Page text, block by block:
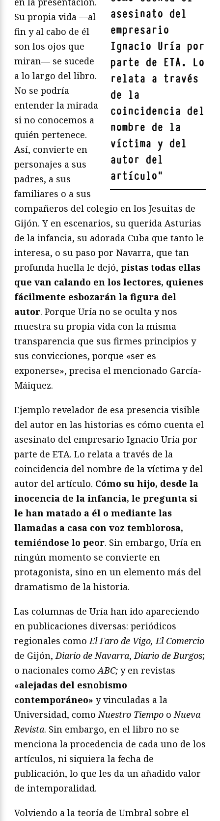
asesinato del
empresario
Ignacio Uría por
parte de ETA. Lo
relata a través
de la
coincidencia del
nombre de la
víctima y del
autor del
artículo"
Su propia vida —al
fin y al cabo de él
son los ojos que
miran— se sucede
a lo largo del libro.
No se podría
entender la mirada
si no conocemos a
quién pertenece.
Así, convierte en
personajes a sus
padres, a sus
familiares o a sus
compañeros del colegio en los Jesuitas de
Gijón. Y en escenarios, su querida Asturias
de la infancia, su adorada Cuba que tanto le
interesa, o su paso por Navarra, que tan
profunda huella le dejó, pistas todas ellas
que van calando en los lectores, quienes
fácilmente esbozarán la figura del
autor. Porque Uría no se oculta y nos
muestra su propia vida con la misma
transparencia que sus firmes principios y
sus convicciones, porque «ser es
exponerse», precisa el mencionado García-
Máiquez.
Ejemplo revelador de esa presencia visible
del autor en las historias es cómo cuenta el
asesinato del empresario Ignacio Uría por
parte de ETA. Lo relata a través de la
coincidencia del nombre de la víctima y del
autor del artículo. Cómo su hijo, desde la
inocencia de la infancia, le pregunta si
le han matado a él o mediante las
llamadas a casa con voz temblorosa,
temiéndose lo peor. Sin embargo, Uría en
ningún momento se convierte en
protagonista, sino en un elemento más del
dramatismo de la historia.
Las columnas de Uría han ido apareciendo
en publicaciones diversas: periódicos
regionales comoEl Faro de Vigo, El Comercio
de Gijón,Diario de Navarra,Diario de Burgos;
o nacionales comoABC; y en revistas
«alejadas del esnobismo
contemporáneo» y vinculadas a la
Universidad, comoNuestro Tiempo oNueva
Revista. Sin embargo, en el libro no se
menciona la procedencia de cada uno de los
artículos, ni siquiera la fecha de
publicación, lo que les da un añadido valor
de intemporalidad.
Volviendo a la teoría de Umbral sobre el